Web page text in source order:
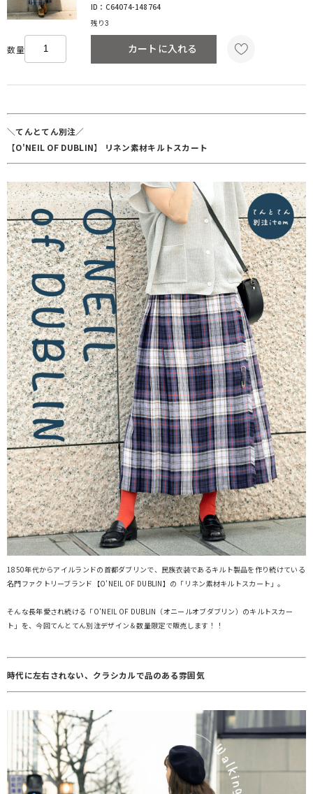
ID：C64074-148764
残り3
数量 カートに入れる
＼てんとてん別注／
【O'NEIL OF DUBLIN】 リネン素材キルトスカート
1850年代からアイルランドの首都ダブリンで、民族衣装であるキルト製品を作り続けている
名門ファクトリーブランド【O'NEIL OF DUBLIN】の「リネン素材キルトスカート」。
そんな長年愛され続ける「O’NEIL OF DUBLIN（オニールオブダブリン）のキルトスカー
ト」を、今回てんとてん別注デザイン＆数量限定で販売します！！
時代に左右されない、クラシカルで品のある雰囲気